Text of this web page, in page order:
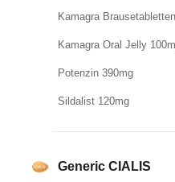
Kamagra
Kamagra Oral Jelly
Potenzin 390mg
Sildalist 120mg
Generic CIALIS